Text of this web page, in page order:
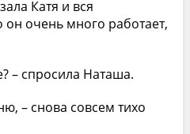
Катя и вся
он очень много работает,
– спросила Наташа.
– снова совсем тихо